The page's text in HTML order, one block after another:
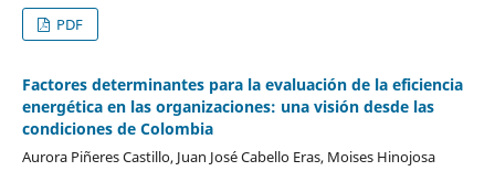
PDF
Factores determinantes para la evaluación de la eficiencia
energética en las organizaciones: una visión desde las
condiciones de Colombia
Aurora Piñeres Castillo, Juan José Cabello Eras, Moises Hinojosa